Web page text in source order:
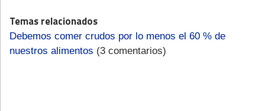
Temas relacionados
Debemos comer crudos por lo menos el 60 % de
nuestros alimentos (3 comentarios)